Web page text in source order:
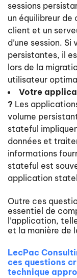
sessions
un équilibreur de
client et un
d’une session.
persistantes, il
lors de la
utilisateur
Votre
? Les
volume
stateful
données et
informations
stateful est
application
Outre ces
essentiel de
l’application,
et la manière de
LecPac
ces questions
technique